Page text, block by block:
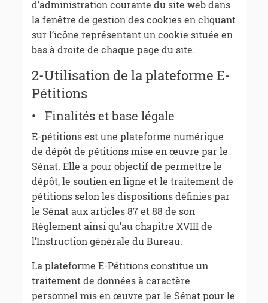
d’administration courante du site web dans
la fenêtre de gestion des cookies en cliquant
sur l’icône représentant un cookie située en
bas à droite de chaque page du site.
2-Utilisation de la plateforme E-
Pétitions
• Finalités et base légale
E-pétitions est une plateforme numérique
de dépôt de pétitions mise en œuvre par le
Sénat. Elle a pour objectif de permettre le
dépôt, le soutien en ligne et le traitement de
pétitions selon les dispositions définies par
le Sénat aux articles 87 et 88 de son
Règlement ainsi qu’au chapitre XVIII de
l’Instruction générale du Bureau.
La plateforme E-Pétitions constitue un
traitement de données à caractère
personnel mis en œuvre par le Sénat pour le